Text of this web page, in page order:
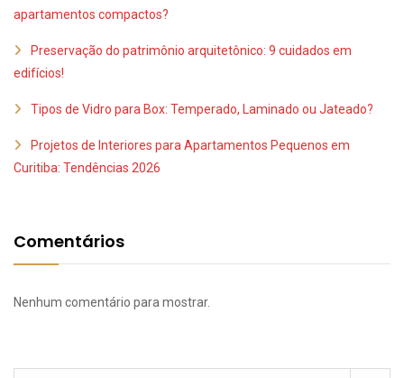
apartamentos compactos?
Preservação do patrimônio arquitetônico: 9 cuidados em
edifícios!
Tipos de Vidro para Box: Temperado, Laminado ou Jateado?
Projetos de Interiores para Apartamentos Pequenos em
Curitiba: Tendências 2026
Comentários
Nenhum comentário para mostrar.